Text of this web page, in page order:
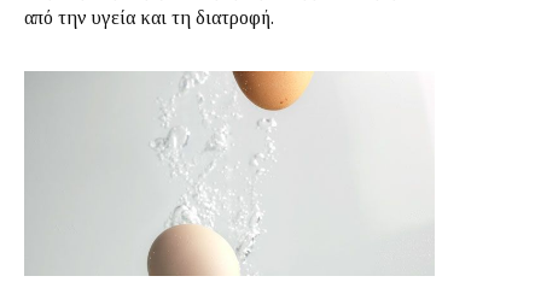
από την υγεία και τη διατροφή.